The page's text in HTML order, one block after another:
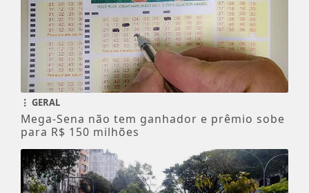
GERAL
Mega-Sena não tem ganhador e prêmio sobe
para R$ 150 milhões